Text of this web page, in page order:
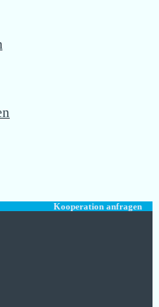
Kooperation anfragen